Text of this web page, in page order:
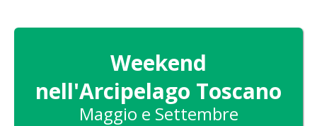
ATTIVITÀ
Weekend
nell'Arcipelago Toscano
Maggio e Settembre